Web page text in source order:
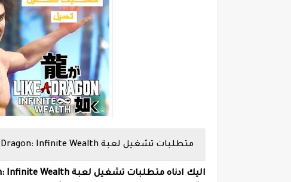
متطلبات تشغيل لعبة Like a Dragon: Infinite Wealth